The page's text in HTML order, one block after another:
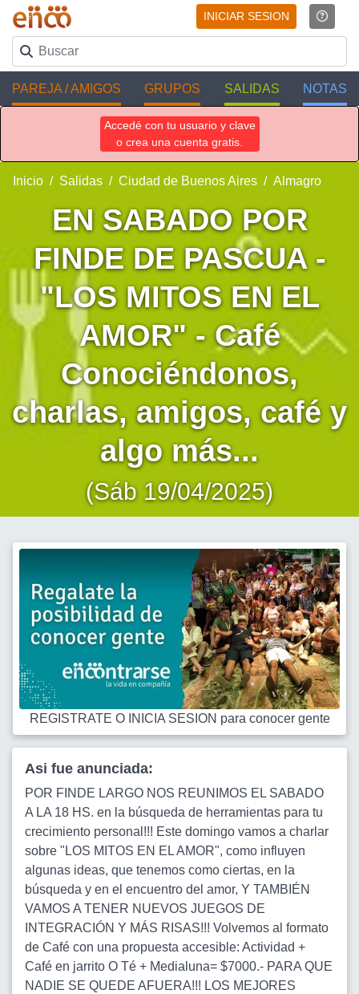
INICIAR SESION
PAREJA / AMIGOS GRUPOS SALIDAS NOTAS
Accedé con tu usuario y clave
o crea una cuenta gratis.
Inicio Salidas Ciudad de Buenos Aires Almagro
EN SABADO POR
FINDE DE PASCUA -
"LOS MITOS EN EL
AMOR" - Café
Conociéndonos,
charlas, amigos, café y
algo más...
(Sáb 19/04/2025)
REGISTRATE O INICIA SESION para conocer gente
Asi fue anunciada:
POR FINDE LARGO NOS REUNIMOS EL SABADO
A LA 18 HS. en la búsqueda de herramientas para tu
crecimiento personal!!! Este domingo vamos a charlar
sobre "LOS MITOS EN EL AMOR", como influyen
algunas ideas, que tenemos como ciertas, en la
búsqueda y en el encuentro del amor, Y TAMBIÉN
VAMOS A TENER NUEVOS JUEGOS DE
INTEGRACIÓN Y MÁS RISAS!!! Volvemos al formato
de Café con una propuesta accesible: Actividad +
Café en jarrito O Té + Medialuna= $7000.- PARA QUE
NADIE SE QUEDE AFUERA!!! LOS MEJORES